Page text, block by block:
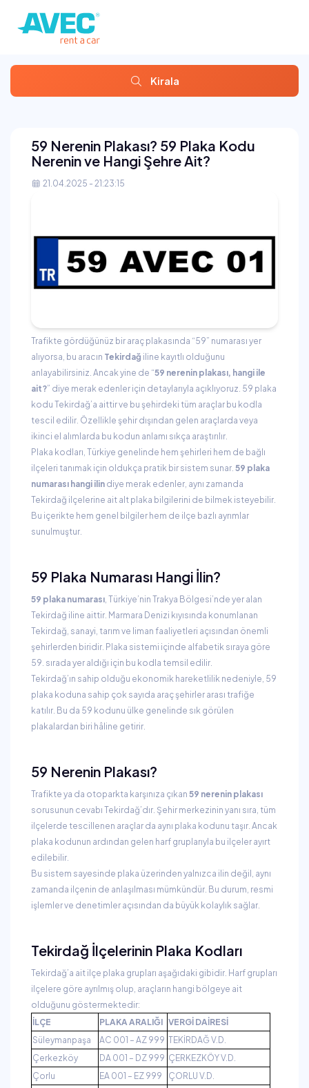
Kirala
59 Nerenin Plakası? 59 Plaka Kodu
Nerenin ve Hangi Şehre Ait?
21.04.2025 - 21:23:15
Trafikte gördüğünüz bir araç plakasında “59” numarası yer
alıyorsa, bu aracın Tekirdağ iline kayıtlı olduğunu
anlayabilirsiniz. Ancak yine de “59 nerenin plakası, hangi ile
ait?” diye merak edenler için detaylarıyla açıklıyoruz. 59 plaka
kodu Tekirdağ’a aittir ve bu şehirdeki tüm araçlar bu kodla
tescil edilir. Özellikle şehir dışından gelen araçlarda veya
ikinci el alımlarda bu kodun anlamı sıkça araştırılır.
Plaka kodları, Türkiye genelinde hem şehirleri hem de bağlı
ilçeleri tanımak için oldukça pratik bir sistem sunar. 59 plaka
numarası hangi ilin diye merak edenler, aynı zamanda
Tekirdağ ilçelerine ait alt plaka bilgilerini de bilmek isteyebilir.
Bu içerikte hem genel bilgiler hem de ilçe bazlı ayrımlar
sunulmuştur.
59 Plaka Numarası Hangi İlin?
59 plaka numarası, Türkiye’nin Trakya Bölgesi’nde yer alan
Tekirdağ iline aittir. Marmara Denizi kıyısında konumlanan
Tekirdağ, sanayi, tarım ve liman faaliyetleri açısından önemli
şehirlerden biridir. Plaka sistemi içinde alfabetik sıraya göre
59. sırada yer aldığı için bu kodla temsil edilir.
Tekirdağ’ın sahip olduğu ekonomik hareketlilik nedeniyle, 59
plaka koduna sahip çok sayıda araç şehirler arası trafiğe
katılır. Bu da 59 kodunu ülke genelinde sık görülen
plakalardan biri hâline getirir.
59 Nerenin Plakası?
Trafikte ya da otoparkta karşınıza çıkan 59 nerenin plakası
sorusunun cevabı Tekirdağ’dır. Şehir merkezinin yanı sıra, tüm
ilçelerde tescillenen araçlar da aynı plaka kodunu taşır. Ancak
plaka kodunun ardından gelen harf gruplarıyla bu ilçeler ayırt
edilebilir.
Bu sistem sayesinde plaka üzerinden yalnızca ilin değil, aynı
zamanda ilçenin de anlaşılması mümkündür. Bu durum, resmi
işlemler ve denetimler açısından da büyük kolaylık sağlar.
Tekirdağ İlçelerinin Plaka Kodları
Tekirdağ’a ait ilçe plaka grupları aşağıdaki gibidir. Harf grupları
ilçelere göre ayrılmış olup, araçların hangi bölgeye ait
olduğunu göstermektedir:
İLÇE
PLAKA ARALIĞI VERGİ DAİRESİ
Süleymanpaşa
AC 001 – AZ 999 TEKİRDAĞ V.D.
Çerkezköy
DA 001 – DZ 999 ÇERKEZKÖY V.D.
Çorlu
EA 001 – EZ 999
ÇORLU V.D.